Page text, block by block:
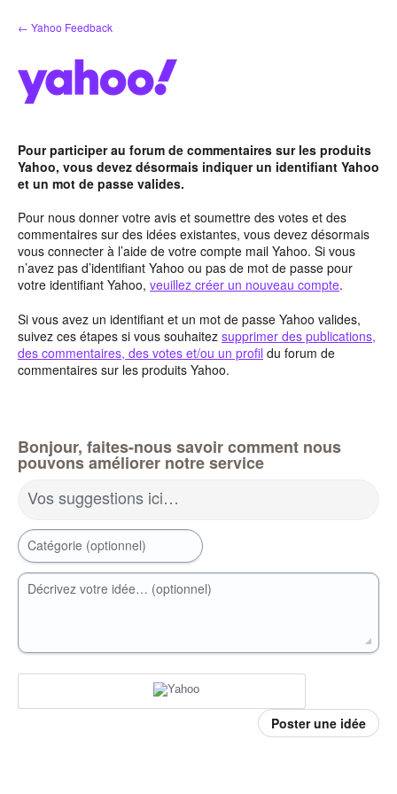
Aller
au
← Yahoo Feedback
Pour participer au forum de commentaires sur les produits
Yahoo, vous devez désormais indiquer un identifiant Yahoo
et un mot de passe valides.
Pour nous donner votre avis et soumettre des votes et des
commentaires sur des idées existantes, vous devez désormais
vous connecter à l’aide de votre compte mail Yahoo. Si vous
n’avez pas d’identifiant Yahoo ou pas de mot de passe pour
votre identifiant Yahoo, veuillez créer un nouveau compte.
Si vous avez un identifiant et un mot de passe Yahoo valides,
suivez ces étapes si vous souhaitez supprimer des publications,
des commentaires, des votes et/ou un profil du forum de
commentaires sur les produits Yahoo.
Bonjour, faites-nous savoir comment nous
pouvons améliorer notre service
Vos suggestions ici…
Catégorie (optionnel)
Décrivez votre idée… (optionnel)
Poster une idée